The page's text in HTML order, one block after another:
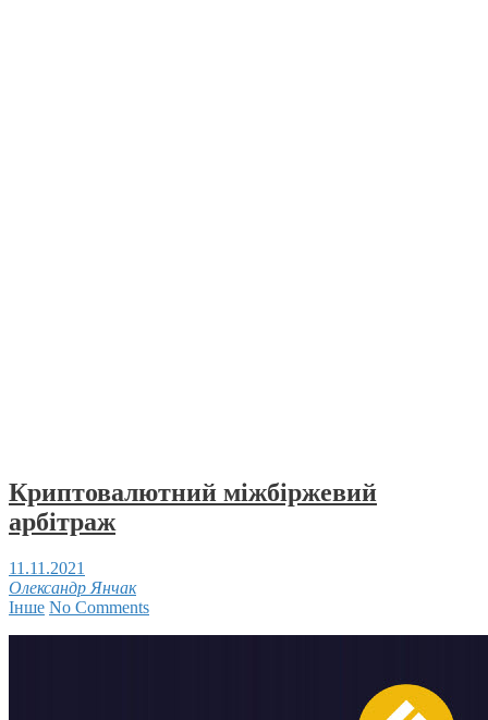
Криптовалютний міжбіржевий
арбітраж
11.11.2021
Олександр Янчак
Інше No Comments